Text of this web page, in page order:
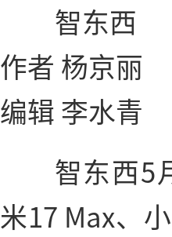
智东西
作者 杨京丽
编辑 李水青
智东西5
米17 Max、